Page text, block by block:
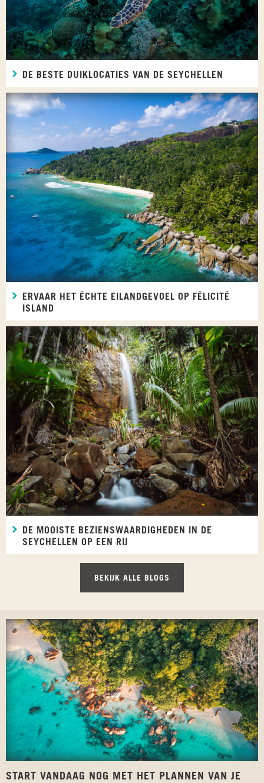
DE BESTE DUIKLOCATIES VAN DE SEYCHELLEN
ERVAAR HET ÉCHTE EILANDGEVOEL OP FÉLICITÉ
ISLAND
DE MOOISTE BEZIENSWAARDIGHEDEN IN DE
SEYCHELLEN OP EEN RIJ
BEKIJK ALLE BLOGS
START VANDAAG NOG MET HET PLANNEN VAN JE